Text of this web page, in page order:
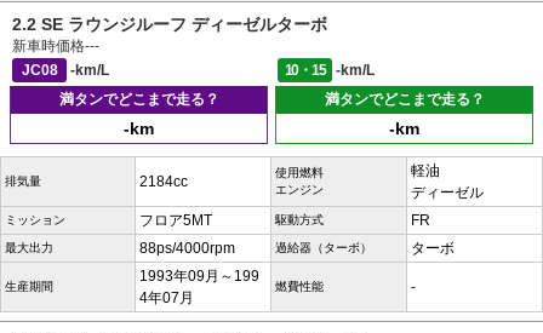
2.2 SE ラウンジルーフ ディーゼルターボ
新車時価格---
JC08
-km/L 10・15
-km/L
満タンでどこまで走る？
-km
満タンでどこまで走る？
-km
排気量 2184cc
使用燃料
エンジン
軽油
ディーゼル
ミッション フロア5MT 駆動方式 FR
最大出力 88ps/4000rpm 過給器（ターボ） ターボ
生産期間
1993年09月～199
4年07月
燃費性能 -